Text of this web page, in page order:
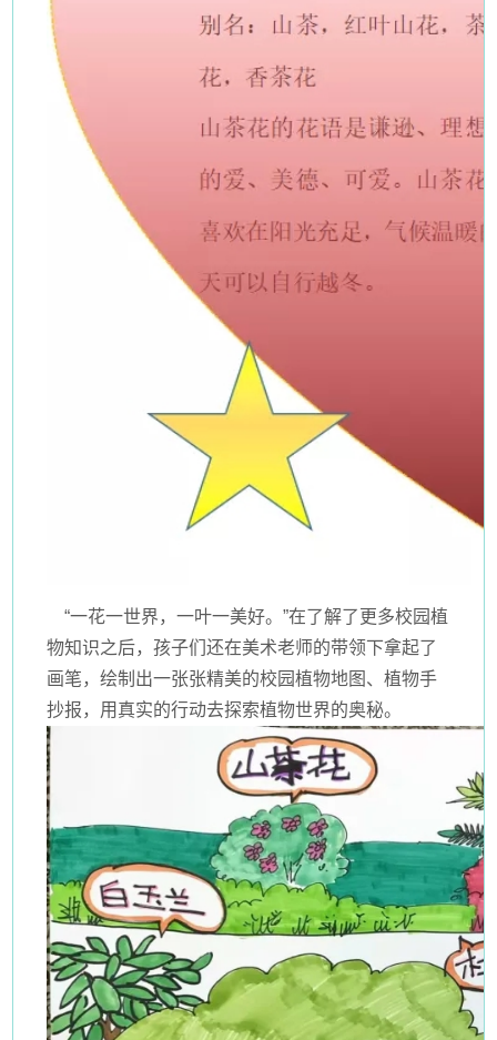
“一花一世界，一叶一美好。”在了解了更多校园植
物知识之后，孩子们还在美术老师的带领下拿起了
画笔，绘制出一张张精美的校园植物地图、植物手
抄报，用真实的行动去探索植物世界的奥秘。